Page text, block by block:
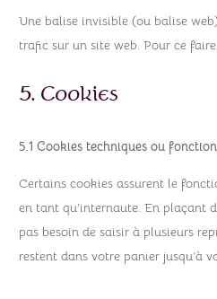
Une balise invisible (ou balise
trafic sur un site web. Pour ce
5. Cookies
5.1 Cookies techniques ou
Certains cookies assurent le
en tant qu’internaute. En plaçant
pas besoin de saisir à plusieurs
restent dans votre panier jusqu’à